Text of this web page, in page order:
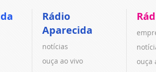
Rádio
Aparecida
notícias
ouça ao vivo
ouça